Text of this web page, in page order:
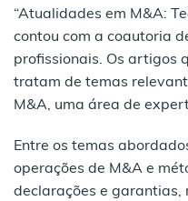
“Atualidades em M&A:
contou com a coautoria
profissionais. Os artigos
tratam de temas
M&A, uma área de
Entre os temas
operações de M&A e
declarações e garantias,